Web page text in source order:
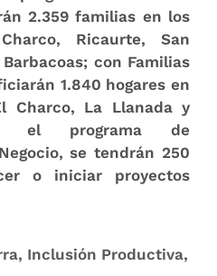
2.359 familias en los
Ricaurte, San
con Familias
1.840 hogares en
Charco, La Llanada y
el programa de
se tendrán 250
o iniciar proyectos
, Inclusión Productiva,